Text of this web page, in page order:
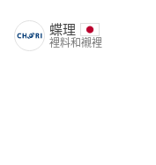
蝶理
裡料和襯裡